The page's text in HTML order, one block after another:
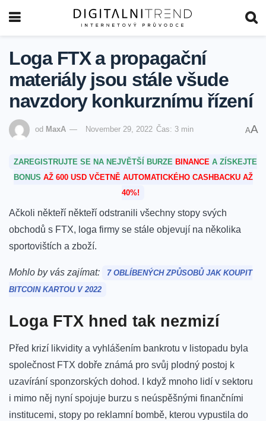
Loga FTX a propagační
materiály jsou stále všude
navzdory konkurznímu řízení
od MaxA November 29, 2022 Čas: 3 min AA
ZAREGISTRUJTE SE NA NEJVĚTŠÍ BURZE BINANCE A ZÍSKEJTE
BONUS AŽ 600 USD VČETNĚ AUTOMATICKÉHO CASHBACKU AŽ
40%!
Ačkoli někteří někteří odstranili všechny stopy svých
obchodů s FTX, loga firmy se stále objevují na několika
sportovištích a zboží.
Mohlo by vás zajímat:
7 OBLÍBENÝCH ZPŮSOBŮ JAK KOUPIT
BITCOIN KARTOU V 2022
Loga FTX hned tak nezmizí
Před krizí likvidity a vyhlášením bankrotu v listopadu byla
společnost FTX dobře známá pro svůj plodný postoj k
uzavírání sponzorských dohod.
I když mnoho lidí v sektoru
i mimo něj nyní spojuje burzu s neúspěšnými finančními
institucemi, stopy po reklamní bombě, kterou vypustila do